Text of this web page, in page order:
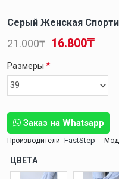
Серый Женская
Заказ на Whatsapp
Производители FastStep
16.800₸
21.000₸
Размеры
ЦВЕТА